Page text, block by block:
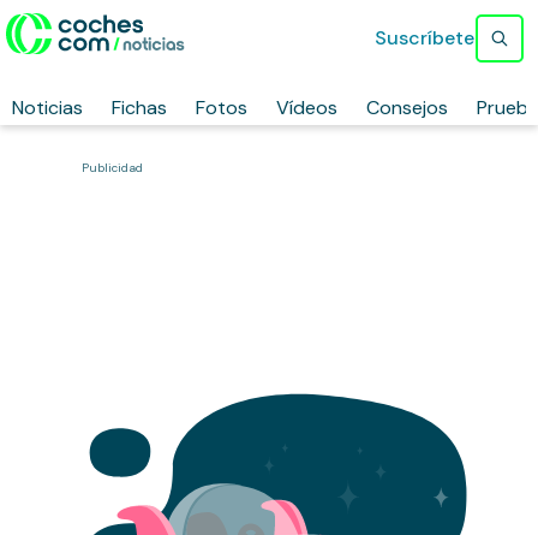
Noticias Fichas Fotos Vídeos Consejos
Suscríbete
Publicidad